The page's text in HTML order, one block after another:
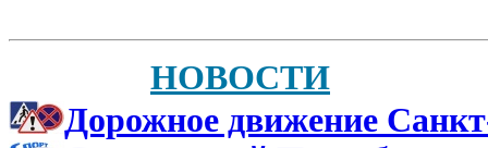
НОВОСТИ
Дорожное движение